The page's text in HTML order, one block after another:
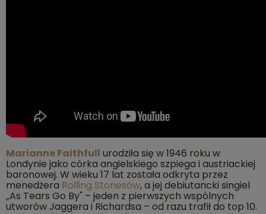
Marianne Faithfull urodziła się w 1946 roku w
Londynie jako córka angielskiego szpiega i austriackiej
baronowej. W wieku 17 lat została odkryta przez
menedżera Rolling Stonesów, a jej debiutancki singiel
„As Tears Go By" – jeden z pierwszych wspólnych
utworów Jaggera i Richardsa – od razu trafił do top 10.